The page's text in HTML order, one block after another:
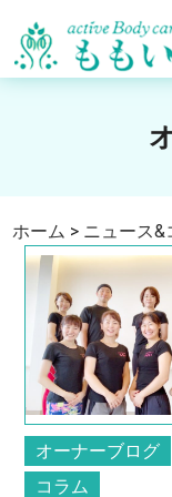
ホーム > ニュース&
オーナーブログ
コラム